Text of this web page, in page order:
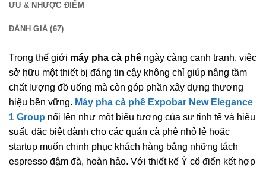
ƯU & NHƯỢC ĐIỂM
ĐÁNH GIÁ (67)
Trong thế giới máy pha cà phê ngày càng cạnh tranh, việc
sở hữu một thiết bị đáng tin cậy không chỉ giúp nâng tầm
chất lượng đồ uống mà còn góp phần xây dựng thương
hiệu bền vững. Máy pha cà phê Expobar New Elegance
1 Group nổi lên như một biểu tượng của sự tinh tế và hiệu
suất, đặc biệt dành cho các quán cà phê nhỏ lẻ hoặc
startup muốn chinh phục khách hàng bằng những tách
espresso đậm đà, hoàn hảo. Với thiết kế Ý cổ điển kết hợp